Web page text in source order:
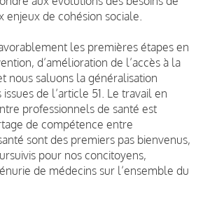
enjeux de cohésion sociale.
les premières étapes en
d’amélioration de l’accès à la
nous saluons la généralisation
de l’article 51. Le travail en
professionnels de santé est
de compétence entre
sont des premiers pas bienvenus,
pour nos concitoyens,
de médecins sur l’ensemble du